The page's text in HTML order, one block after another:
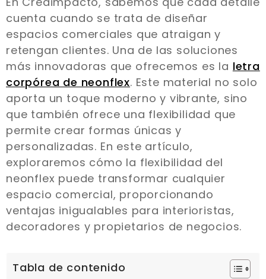
cuenta cuando se trata de diseñar
espacios comerciales que atraigan y
retengan clientes. Una de las soluciones
más innovadoras que ofrecemos es la letra
corpórea de neonflex. Este material no solo
aporta un toque moderno y vibrante, sino
que también ofrece una flexibilidad que
permite crear formas únicas y
personalizadas. En este artículo,
exploraremos cómo la flexibilidad del
neonflex puede transformar cualquier
espacio comercial, proporcionando
ventajas inigualables para interioristas,
decoradores y propietarios de negocios.
Tabla de contenido